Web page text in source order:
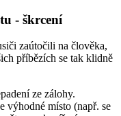
- škrcení
zaútočili na člověka,
příbězích se tak klidně
ze zálohy.
výhodné místo (např. se